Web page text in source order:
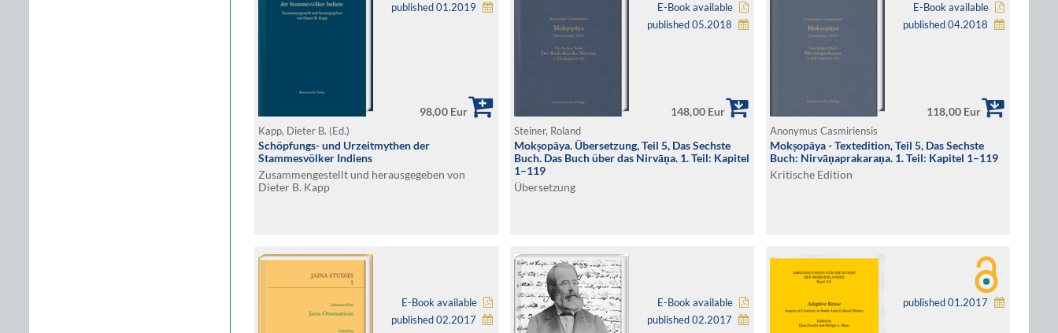
published 01.2019
98,00 Eur
Kapp, Dieter B. (Ed.)
Schöpfungs- und Urzeitmythen der
Stammesvölker Indiens
Zusammengestellt und herausgegeben von
Dieter B. Kapp
E-Book available
published 05.2018
148,00 Eur
Steiner, Roland
Mokṣopāya. Übersetzung, Teil 5, Das Sechste
Buch. Das Buch über das Nirvāṇa. 1. Teil: Kapitel
1–119
Übersetzung
E-Book available
published 04.2018
118,00 Eur
Anonymus Casmiriensis
Mokṣopāya - Textedition, Teil 5, Das Sechste
Buch: Nirvāṇaprakaraṇa. 1. Teil: Kapitel 1–119
Kritische Edition
E-Book available
published 02.2017
E-Book available
published 02.2017
published 01.2017